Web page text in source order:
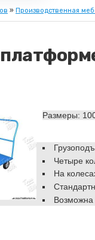
» Производственная
Размеры:
Четыре
На
Возможна